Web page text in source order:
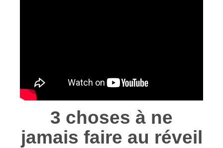
3 choses à ne
jamais faire au réveil